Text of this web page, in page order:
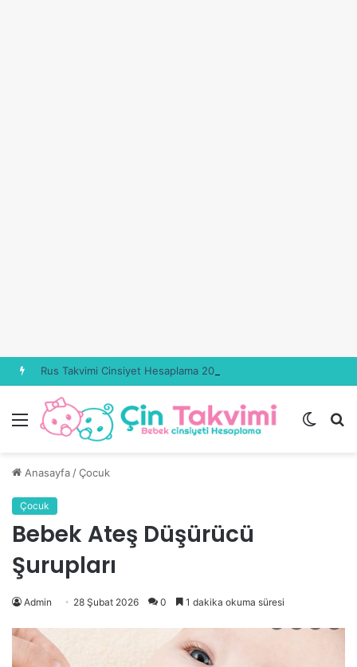
Rus Takvimi Cinsiyet Hesaplama 2026 Güncel
Menü
Dış
Anasayfa /Çocuk
Çocuk
Bebek Ateş Düşürücü
Şurupları
Admin 28 Şubat 2026 0 1 dakika okuma süresi